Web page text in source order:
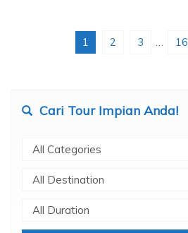
1 2 3 … 16
Cari Tour Impian Anda!